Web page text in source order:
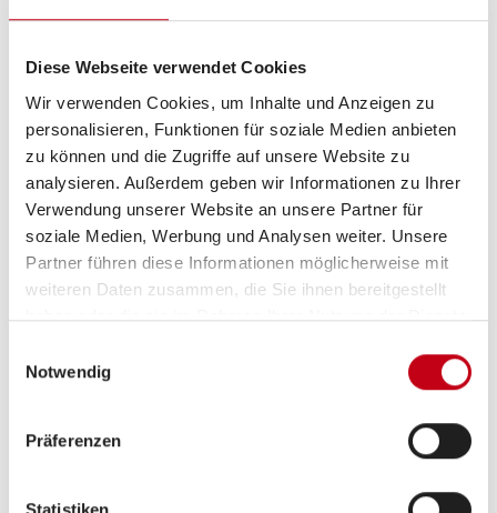
Diese Webseite verwendet Cookies
Wir verwenden Cookies, um Inhalte und Anzeigen zu
personalisieren, Funktionen für soziale Medien anbieten
zu können und die Zugriffe auf unsere Website zu
analysieren. Außerdem geben wir Informationen zu Ihrer
Verwendung unserer Website an unsere Partner für
soziale Medien, Werbung und Analysen weiter. Unsere
Partner führen diese Informationen möglicherweise mit
weiteren Daten zusammen, die Sie ihnen bereitgestellt
haben oder die sie im Rahmen Ihrer Nutzung der Dienste
Notwendig
Präferenzen
Inneneinrichtung
LED-Beleuchtung
Insektenschutztür 1/1
Fahrerhaussitze drehbar
Fahrerhaus-Verdunklungssystem
Umluftanlage